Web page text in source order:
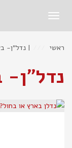
תפריט
ראשי | נדל"ן-
נדל"ן-